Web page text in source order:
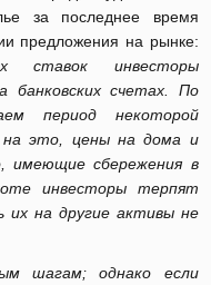
за последнее время
предложения на рынке:
ставок инвесторы
банковских счетах. По
период некоторой
на это, цены на дома и
имеющие сбережения в
инвесторы терпят
их на другие активы не
шагам; однако если